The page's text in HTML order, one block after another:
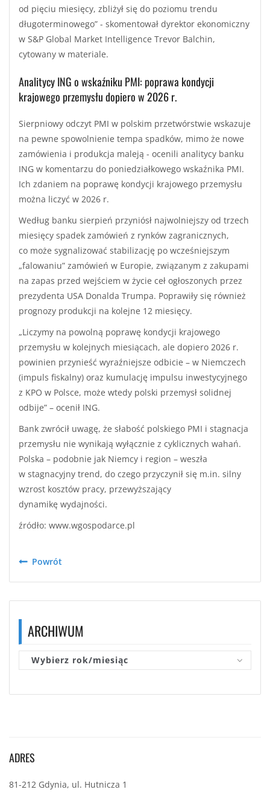
od pięciu miesięcy, zbliżył się do poziomu trendu
długoterminowego” - skomentował dyrektor ekonomiczny
w S&P Global Market Intelligence Trevor Balchin,
cytowany w materiale.
Analitycy ING o wskaźniku PMI: poprawa kondycji
krajowego przemysłu dopiero w 2026 r.
Sierpniowy odczyt PMI w polskim przetwórstwie wskazuje
na pewne spowolnienie tempa spadków, mimo że nowe
zamówienia i produkcja maleją - ocenili analitycy banku
ING w komentarzu do poniedziałkowego wskaźnika PMI.
Ich zdaniem na poprawę kondycji krajowego przemysłu
można liczyć w 2026 r.
Według banku sierpień przyniósł najwolniejszy od trzech
miesięcy spadek zamówień z rynków zagranicznych,
co może sygnalizować stabilizację po wcześniejszym
„falowaniu” zamówień w Europie, związanym z zakupami
na zapas przed wejściem w życie ceł ogłoszonych przez
prezydenta USA Donalda Trumpa. Poprawiły się również
prognozy produkcji na kolejne 12 miesięcy.
„Liczymy na powolną poprawę kondycji krajowego
przemysłu w kolejnych miesiącach, ale dopiero 2026 r.
powinien przynieść wyraźniejsze odbicie – w Niemczech
(impuls fiskalny) oraz kumulację impulsu inwestycyjnego
z KPO w Polsce, może wtedy polski przemysł solidnej
odbije” – ocenił ING.
Bank zwrócił uwagę, że słabość polskiego PMI i stagnacja
przemysłu nie wynikają wyłącznie z cyklicznych wahań.
Polska – podobnie jak Niemcy i region – weszła
w stagnacyjny trend, do czego przyczynił się m.in. silny
wzrost kosztów pracy, przewyższający
dynamikę wydajności.
źródło: www.wgospodarce.pl
Powrót
ARCHIWUM
Wybierz rok/miesiąc
ADRES
81-212 Gdynia, ul. Hutnicza 1